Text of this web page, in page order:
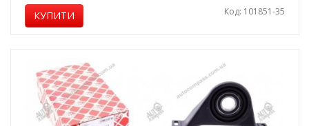
КУПИТИ Код: 101851-35